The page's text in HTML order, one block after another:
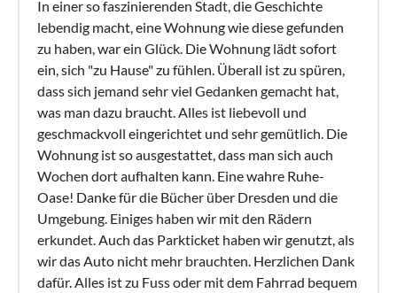
In einer so faszinierenden Stadt, die Geschichte
lebendig macht, eine Wohnung wie diese gefunden
zu haben, war ein Glück. Die Wohnung lädt sofort
ein, sich "zu Hause" zu fühlen. Überall ist zu spüren,
dass sich jemand sehr viel Gedanken gemacht hat,
was man dazu braucht. Alles ist liebevoll und
geschmackvoll eingerichtet und sehr gemütlich. Die
Wohnung ist so ausgestattet, dass man sich auch
Wochen dort aufhalten kann. Eine wahre Ruhe-
Oase! Danke für die Bücher über Dresden und die
Umgebung. Einiges haben wir mit den Rädern
erkundet. Auch das Parkticket haben wir genutzt, als
wir das Auto nicht mehr brauchten. Herzlichen Dank
dafür. Alles ist zu Fuss oder mit dem Fahrrad bequem